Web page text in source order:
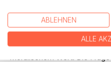
und in einen
Es sind mahnende und
die weitergegeben werden.
ABLEHNEN
ALLE